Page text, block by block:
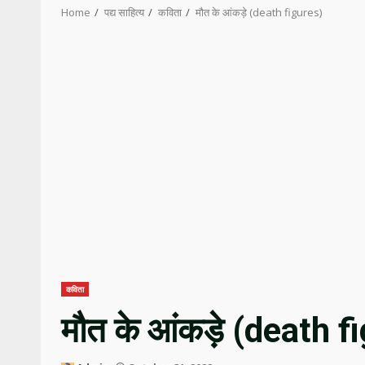
Home पद्य साहित्य कविता मौत के आंकड़े (death figures)
कविता
मौत के आंकड़े (death